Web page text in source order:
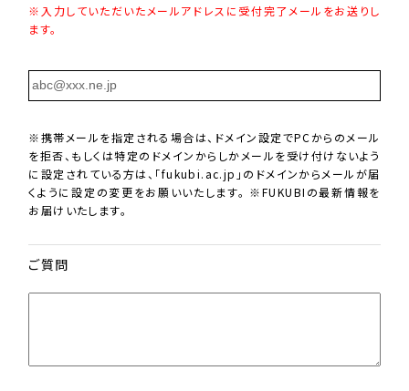
※入力していただいたメールアドレスに受付完了メールをお送りし
ます。
※携帯メールを指定される場合は、ドメイン設定でPCからのメール
を拒否、もしくは特定のドメインからしかメールを受け付けないよう
に設定されている方は、「fukubi.ac.jp」のドメインからメールが届
くように設定の変更をお願いいたします。 ※FUKUBIの最新情報を
お届けいたします。
ご質問